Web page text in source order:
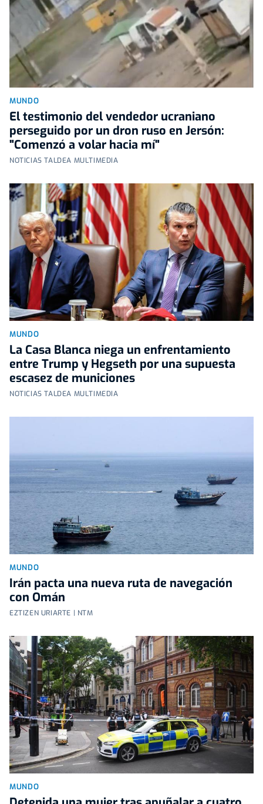
MUNDO
El testimonio del vendedor ucraniano
perseguido por un dron ruso en Jersón:
"Comenzó a volar hacia mí"
NOTICIAS TALDEA MULTIMEDIA
MUNDO
La Casa Blanca niega un enfrentamiento
entre Trump y Hegseth por una supuesta
escasez de municiones
NOTICIAS TALDEA MULTIMEDIA
MUNDO
Irán pacta una nueva ruta de navegación
con Omán
EZTIZEN URIARTE | NTM
MUNDO